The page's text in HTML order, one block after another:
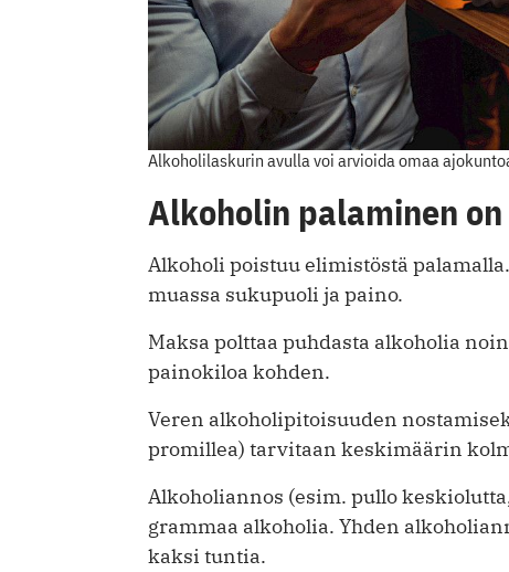
Alkoholilaskurin avulla voi arvioida omaa
Alkoholin palaminen
Alkoholi poistuu elimistöstä
muassa sukupuoli ja paino.
Maksa polttaa puhdasta alkoholia
painokiloa kohden.
Veren alkoholipitoisuuden
promillea) tarvitaan keskimäärin
Alkoholiannos (esim. pullo
grammaa alkoholia. Yhden
kaksi tuntia.